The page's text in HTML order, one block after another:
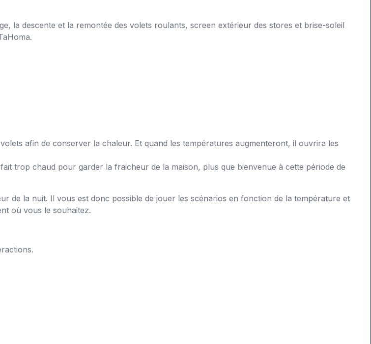
la descente et la remontée des volets roulants, screen extérieur des stores et brise-soleil
afin de conserver la chaleur. Et quand les températures augmenteront, il ouvrira les
trop chaud pour garder la fraicheur de la maison, plus que bienvenue à cette période de
de la nuit. Il vous est donc possible de jouer les scénarios en fonction de la température et
où vous le souhaitez.